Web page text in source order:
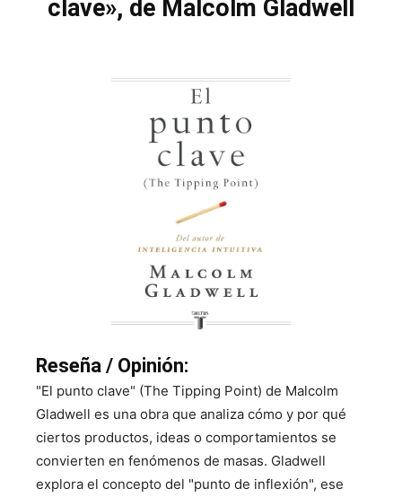
clave», de Malcolm Gladwell
Reseña / Opinión:
"El punto clave" (The Tipping Point) de Malcolm
Gladwell es una obra que analiza cómo y por qué
ciertos productos, ideas o comportamientos se
convierten en fenómenos de masas. Gladwell
explora el concepto del "punto de inflexión", ese